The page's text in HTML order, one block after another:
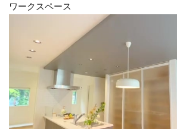
ワークスペース